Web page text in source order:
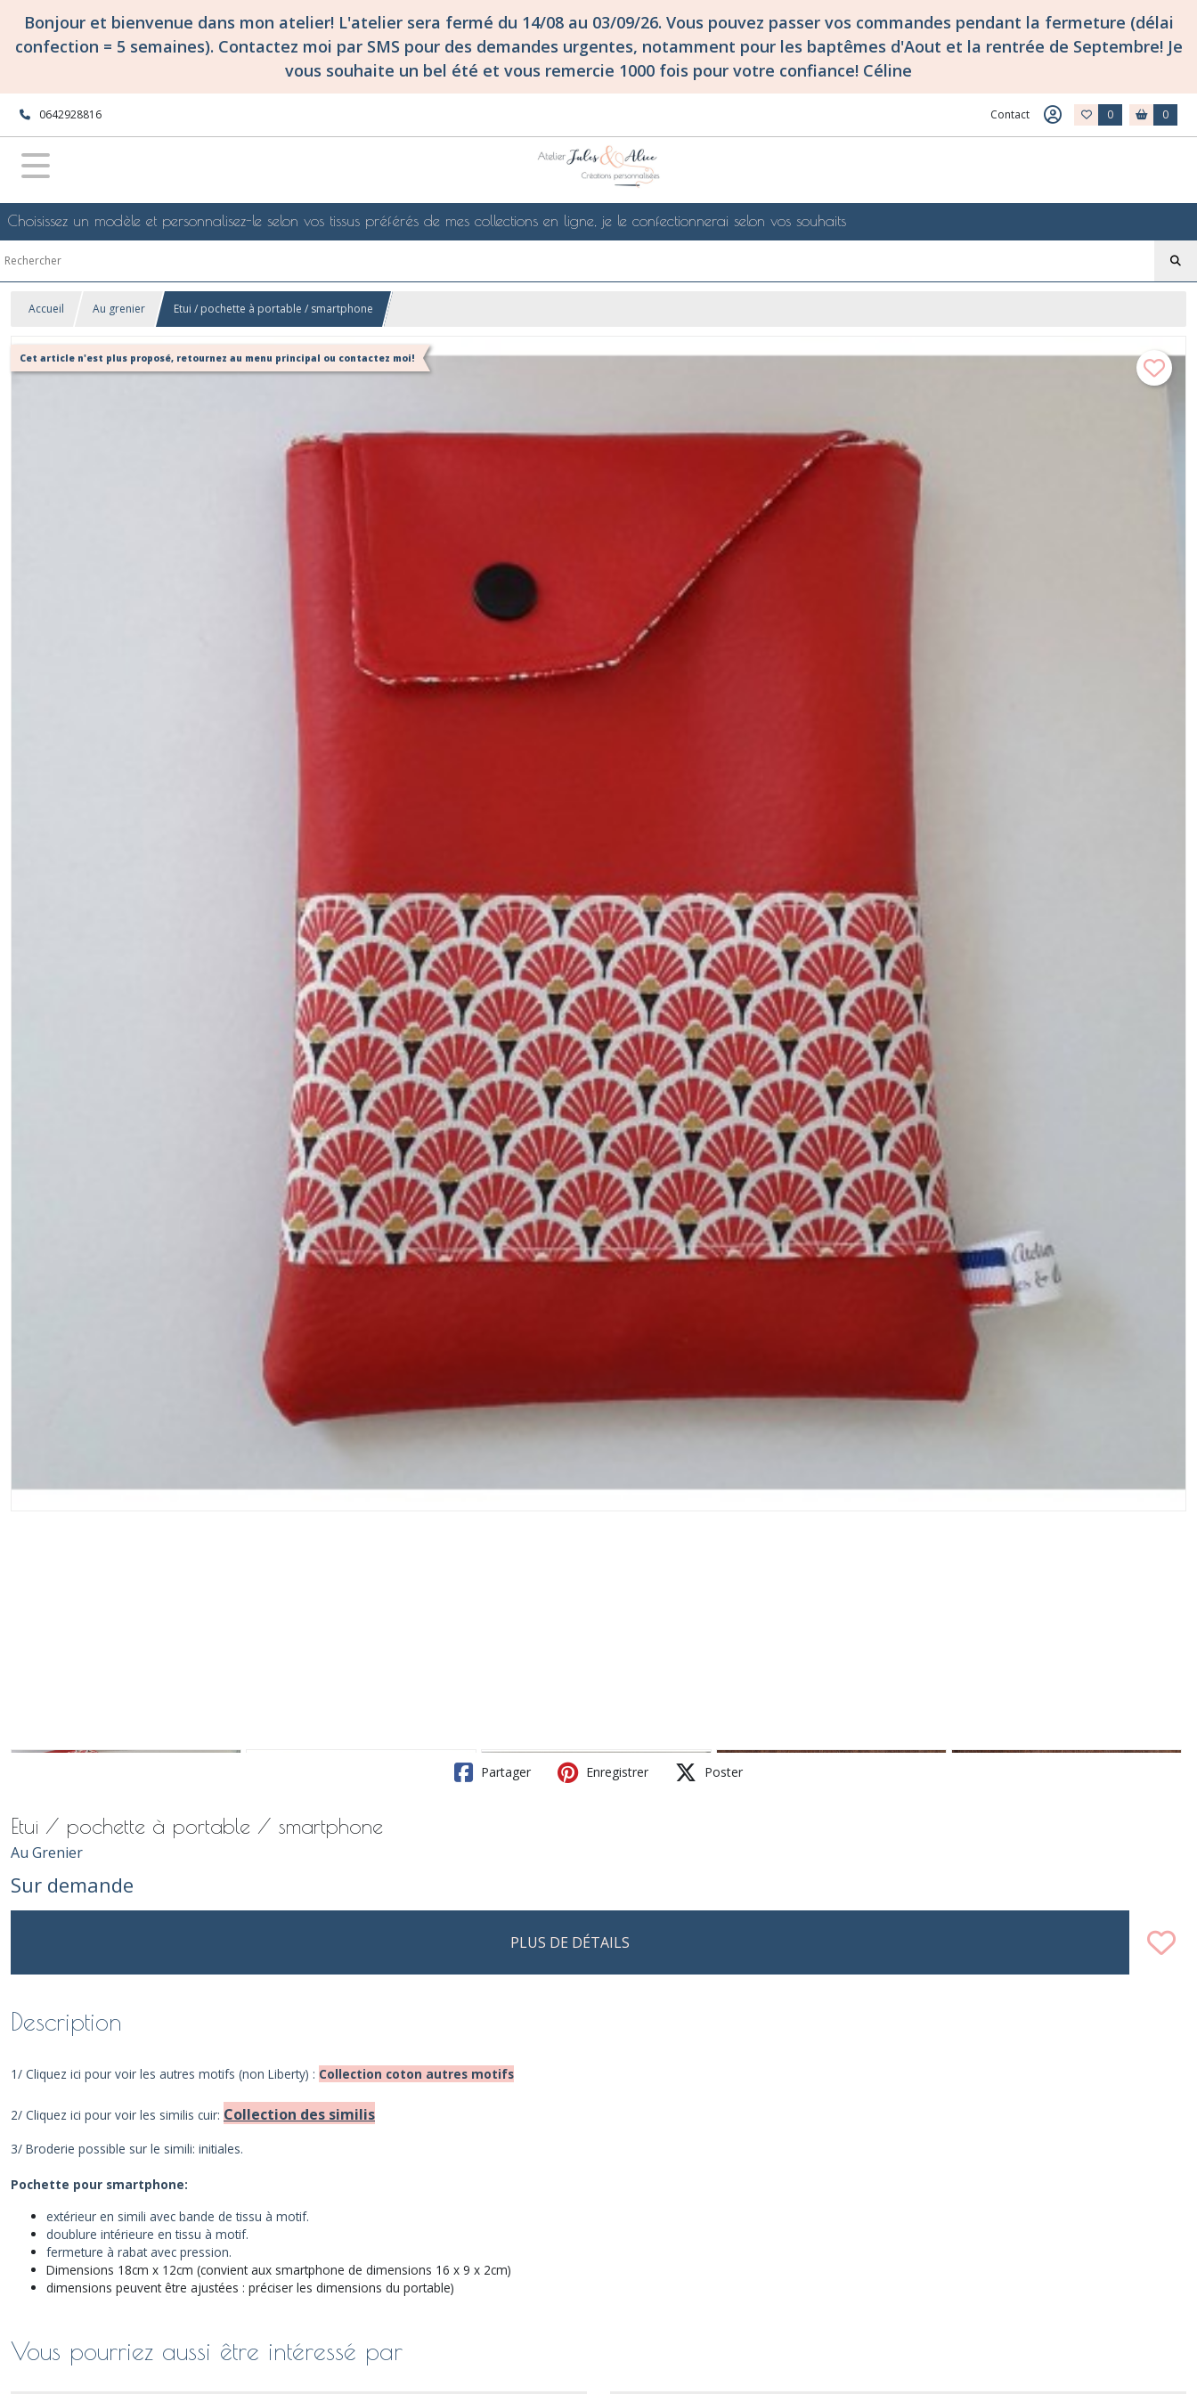
Bonjour et bienvenue dans mon atelier! L'atelier sera fermé du 14/08 au 03/09/26. Vous pouvez passer vos commandes pendant la fermeture (délai
confection = 5 semaines). Contactez moi par SMS pour des demandes urgentes, notamment pour les baptêmes d'Aout et la rentrée de Septembre! Je
vous souhaite un bel été et vous remercie 1000 fois pour votre confiance! Céline
0642928816 Contact 0 0
Choisissez un modèle et personnalisez-le selon vos tissus préférés de mes collections en ligne, je le confectionnerai selon vos souhaits
Accueil Au grenier Etui / pochette à portable / smartphone
Cet article n'est plus proposé, retournez au menu principal ou contactez moi!
Partager Enregistrer Poster
Etui / pochette à portable / smartphone
Au Grenier
Sur demande
PLUS DE DÉTAILS
Description
1/ Cliquez ici pour voir les autres motifs (non Liberty) : Collection coton autres motifs
2/ Cliquez ici pour voir les similis cuir: Collection des similis
3/ Broderie possible sur le simili: initiales.
Pochette pour smartphone:
extérieur en simili avec bande de tissu à motif.
doublure intérieure en tissu à motif.
fermeture à rabat avec pression.
Dimensions 18cm x 12cm (convient aux smartphone de dimensions 16 x 9 x 2cm)
dimensions peuvent être ajustées : préciser les dimensions du portable)
Vous pourriez aussi être intéressé par